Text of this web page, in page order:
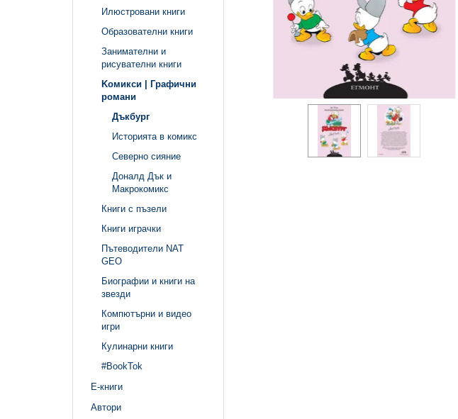
Илюстровани книги
Образователни книги
Занимателни и
рисувателни книги
Kомикси | Графични
романи
Дъкбург
Историята в комикс
Северно сияние
Доналд Дък и
Макрокомикс
Книги с пъзели
Книги играчки
Пътеводители NAT
GEO
Биографии и книги на
звезди
Компютърни и видео
игри
Кулинарни книги
#BookTok
Е-книги
Автори